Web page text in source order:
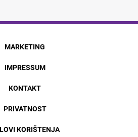
MARKETING
IMPRESSUM
KONTAKT
PRIVATNOST
KORIŠTENJA